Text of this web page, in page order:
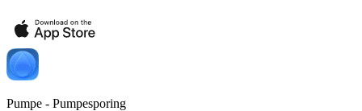
Pumpe - Pumpesporing